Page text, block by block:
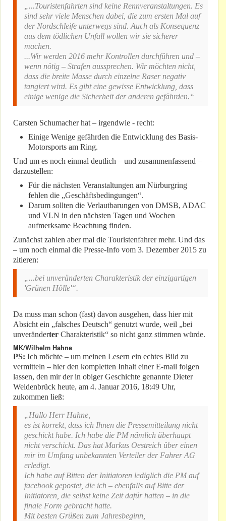
„...Touristenfahrten sind keine Rennveranstaltungen. Es
sind sehr viele Menschen dabei, die zum ersten Mal auf
der Nordschleife unterwegs sind. Auch als Konsequenz
aus dem tödlichen Unfall wollen wir sie sicherer
machen.
...Wir werden 2016 mehr Kontrollen durchführen und –
wenn nötig – Strafen aussprechen. Wir möchten nicht,
dass die breite Masse durch einzelne Raser negativ
tangiert wird. Es gibt eine gewisse Entwicklung, dass
einige wenige die Sicherheit der anderen gefährden.“
Carsten Schumacher hat – irgendwie - recht:
Einige Wenige gefährden die Entwicklung des Basis-
Motorsports am Ring.
Und um es noch einmal deutlich – und zusammenfassend –
darzustellen:
Für die nächsten Veranstaltungen am Nürburgring
fehlen die „Geschäftsbedingungen“.
Darum sollten die Verlautbarungen von DMSB, ADAC
und VLN in den nächsten Tagen und Wochen
aufmerksame Beachtung finden.
Zunächst zahlen aber mal die Touristenfahrer mehr. Und das
– um noch einmal die Presse-Info vom 3. Dezember 2015 zu
zitieren:
„...bei unveränderten Charakteristik der einzigartigen
'Grünen Hölle'“.
Da muss man schon (fast) davon ausgehen, dass hier mit
Absicht ein „falsches Deutsch“ genutzt wurde, weil „bei
unveränderter Charakteristik“ so nicht ganz stimmen würde.
MK/Wilhelm Hahne
PS: Ich möchte – um meinen Lesern ein echtes Bild zu
vermitteln – hier den kompletten Inhalt einer E-mail folgen
lassen, den mir der in obiger Geschichte genannte Dieter
Weidenbrück heute, am 4. Januar 2016, 18:49 Uhr,
zukommen ließ:
„Hallo Herr Hahne,
es ist korrekt, dass ich Ihnen die Pressemitteilung nicht
geschickt habe. Ich habe die PM nämlich überhaupt
nicht verschickt. Das hat Markus Oestreich über einen
mir im Umfang unbekannten Verteiler der Fahrer AG
erledigt.
Ich habe auf Bitten der Initiatoren lediglich die PM auf
facebook gepostet, die ich – ebenfalls auf Bitte der
Initiatoren, die selbst keine Zeit dafür hatten – in die
finale Form gebracht hatte.
Mit besten Grüßen zum Jahresbeginn,